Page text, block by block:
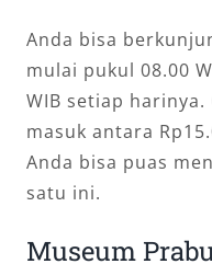
Anda bisa
mulai pukul 08.00
WIB setiap
masuk antara
Anda bisa puas
satu ini.
Museum